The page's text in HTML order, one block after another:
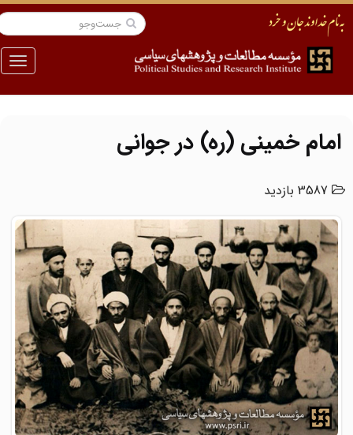
منو
امام خمینی (ره) در جوانی
3587 بازدید